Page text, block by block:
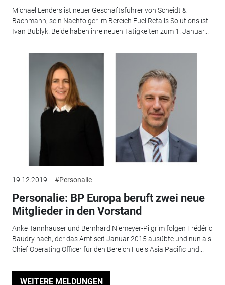
Michael Lenders ist neuer Geschäftsführer von Scheidt &
Bachmann, sein Nachfolger im Bereich Fuel Retails Solutions ist
Ivan Bublyk. Beide haben ihre neuen Tätigkeiten zum 1. Januar...
19.12.2019 #Personalie
Personalie: BP Europa beruft zwei neue
Mitglieder in den Vorstand
Anke Tannhäuser und Bernhard Niemeyer-Pilgrim folgen Frédéric
Baudry nach, der das Amt seit Januar 2015 ausübte und nun als
Chief Operating Officer für den Bereich Fuels Asia Pacific und...
WEITERE MELDUNGEN